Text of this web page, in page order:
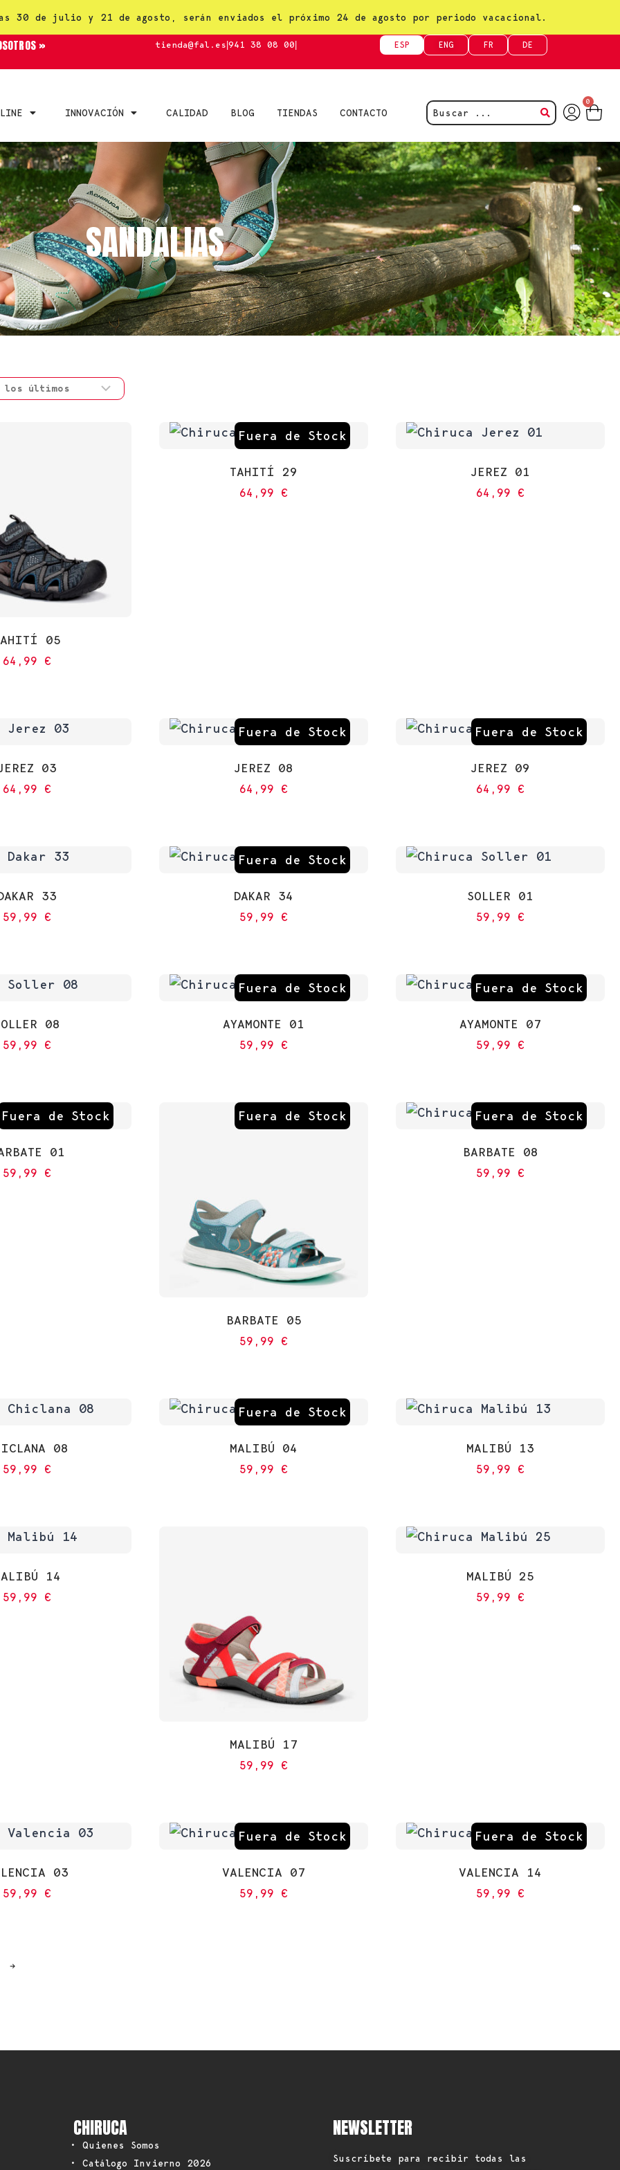
30 de julio y 21 de agosto, serán enviados el próximo 24 de agosto por periodo vacacional.
» tienda@fal.es 941 38 08 00 ESP ENG FR DE
INNOVACIÓN CALIDAD BLOG TIENDAS CONTACTO
0
SANDALIAS
05
64,99 €
Fuera de Stock
TAHITÍ 29
64,99 €
JEREZ 01
64,99 €
03
64,99 €
Fuera de Stock
JEREZ 08
64,99 €
Fuera de Stock
JEREZ 09
64,99 €
33
59,99 €
Fuera de Stock
DAKAR 34
59,99 €
SOLLER 01
59,99 €
08
59,99 €
Fuera de Stock
AYAMONTE 01
59,99 €
Fuera de Stock
AYAMONTE 07
59,99 €
Fuera de Stock
01
59,99 €
Fuera de Stock
BARBATE 05
59,99 €
Fuera de Stock
BARBATE 08
59,99 €
08
59,99 €
Fuera de Stock
MALIBÚ 04
59,99 €
MALIBÚ 13
59,99 €
14
59,99 €
MALIBÚ 17
59,99 €
MALIBÚ 25
59,99 €
03
59,99 €
Fuera de Stock
VALENCIA 07
59,99 €
Fuera de Stock
VALENCIA 14
59,99 €
→
CHIRUCA
• Quienes Somos
• Catálogo Invierno 2026
NEWSLETTER
Suscríbete para recibir todas las